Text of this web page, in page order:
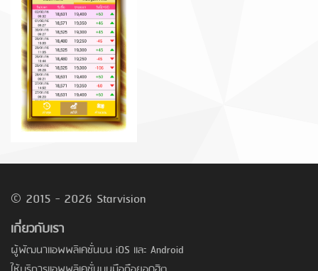
© 2015 - 2026 Starvision
เกี่ยวกับเรา
ผู้พัฒนาแอพพลิเคชั่นบน iOS และ Android